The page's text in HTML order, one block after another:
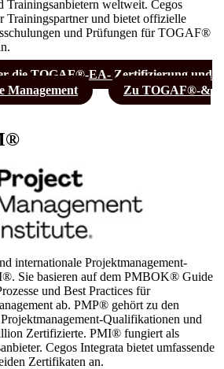
Trainingsanbietern weltweit. Cegos
Trainingspartner und bietet offizielle
und Prüfungen für TOGAF®
die TOGAF®-EA- Zertifizierung und
Management
Zu TOGAF®-&
internationale Projektmanagement-
Sie basieren auf dem PMBOK® Guide
und Best Practices für
ab. PMP® gehört zu den
Qualifikationen und
Zertifizierte. PMI® fungiert als
Cegos Integrata bietet umfassende
Zertifikaten an.